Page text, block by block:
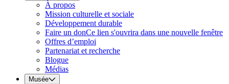
À propos
Mission culturelle et sociale
Développement durable
Faire un donCe lien s'ouvrira dans une nouvelle fenêtre
Offres d’emploi
Partenariat et recherche
Blogue
Médias
Musée